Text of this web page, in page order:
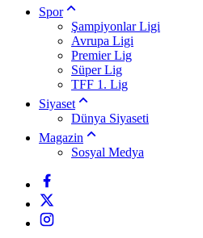
Spor
Şampiyonlar Ligi
Avrupa Ligi
Premier Lig
Süper Lig
TFF 1. Lig
Siyaset
Dünya Siyaseti
Magazin
Sosyal Medya